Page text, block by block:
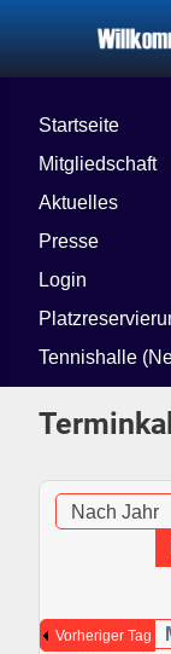
Startseite
Mitgliedschaft
Aktuelles
Presse
Login
Tennishalle
Nach Jahr
Vorheriger Tag